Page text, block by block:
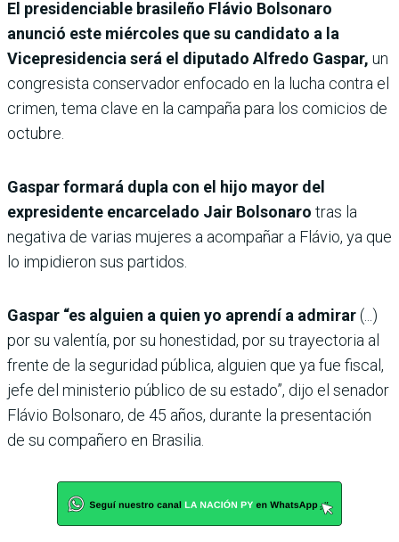
El presidenciable brasileño Flávio Bolsonaro
anunció este miércoles que su candidato a la
Vicepresidencia será el diputado Alfredo Gaspar, un
congresista conservador enfocado en la lucha contra el
crimen, tema clave en la campaña para los comicios de
octubre.
Gaspar formará dupla con el hijo mayor del
expresidente encarcelado Jair Bolsonaro tras la
negativa de varias mujeres a acompañar a Flávio, ya que
lo impidieron sus partidos.
Gaspar “es alguien a quien yo aprendí a admirar(...)
por su valentía, por su honestidad, por su trayectoria al
frente de la seguridad pública, alguien que ya fue fiscal,
jefe del ministerio público de su estado”, dijo el senador
Flávio Bolsonaro, de 45 años, durante la presentación
de su compañero en Brasilia.